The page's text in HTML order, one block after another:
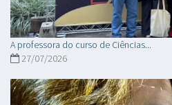
A professora do curso de Ciências...
27/07/2026